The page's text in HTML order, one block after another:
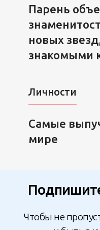
Парень
новых
знакомыми
Личности
Самые
мире
Чтобы не